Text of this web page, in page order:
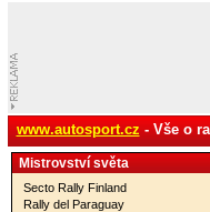
www.autosport.cz - Vše o
Mistrovství­ světa
Secto Rally Finland
Rally del Paraguay